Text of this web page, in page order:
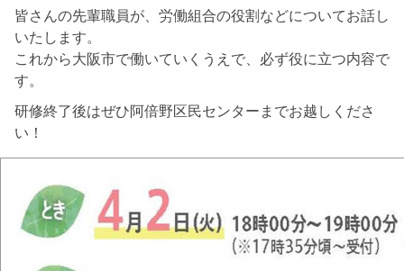
皆さんの先輩職員が、労働組合の役割などについてお話し
いたします。
これから大阪市で働いていくうえで、必ず役に立つ内容で
す。
研修終了後はぜひ阿倍野区民センターまでお越しくださ
い！